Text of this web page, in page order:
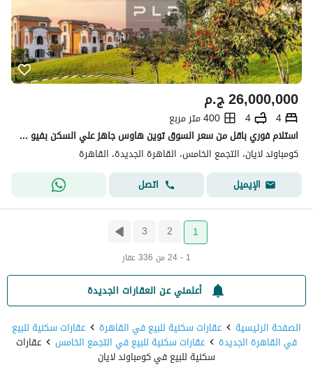
ج.م26,000,000
4
4
400 متر مربع
استلام فوري باقل من سعر السوق توين هاوس جاهز علي السكن بفيو لاند سكيب مفتوح في كمبوند لايان التجمع الخامس
كومباوند لايان، التجمع الخامس، القاهرة الجديدة، القاهرة
الإيميل
اتصل
1
2
3
1 - 24 من 336 عقار
أعلمني عن العقارات الجديدة
الصفحة الرئيسية
عقارات سكنية للبيع في القاهرة عقارات سكنية للبيع
في القاهرة الجديدة عقارات سكنية للبيع في التجمع الخامس عقارات
سكنية للبيع في كومباوند لايان